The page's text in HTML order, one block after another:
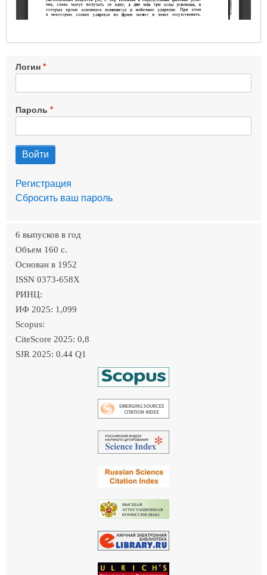
Логин
Пароль
Регистрация
Сбросить ваш пароль
6 выпусков в год
Объем 160 c.
Основан в 1952
ISSN 0373-658X
РИНЦ:
ИФ 2025: 1,099
Scopus:
CiteScore 2025: 0,8
SJR 2025: 0.44 Q1